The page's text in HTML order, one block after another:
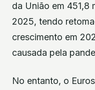
da União em 451,8
2025, tendo
crescimento em
causada pela
No entanto, o